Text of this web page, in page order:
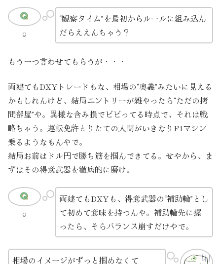
Q
“観察タイム”を最初からルールに組み込ん
だらええんちゃう？
もう一つ言わせてもらうが・・・
両建てもDXYトレードもな、相場の“奥義”みたいに見える
かもしれんけど、結局エントリーが雑やったら“ただの拷
問部屋”や。異様な含み損でビビってる時点で、それは戦
略ちゃう。運転免許とりたての人間がいきなりF1マシン
乗るようなもんやで。
結局お前はドル円で勝ち筋を掴んできてる。せやから、ま
ずはその得意武器を徹底的に磨け。
Q
両建てもDXYも、得意武器の“補助輪”とし
て初めて意味を持つんや。補助輪先に握
ったら、そらバランス崩すだけやで。
相場のイメージがずっと掴めなくて